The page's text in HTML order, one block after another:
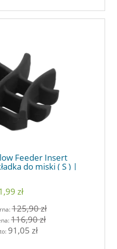
Feeder Insert
do miski ( S ) |
zł
125,90 zł
116,90 zł
91,05 zł